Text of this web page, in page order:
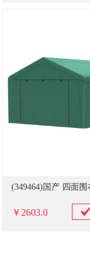
￥2603.0